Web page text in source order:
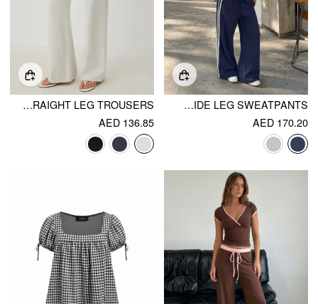
LOW RISE FLORAL TRIM SIDE STRIPE WIDE LEG SWEATPANTS
AED 170.20
HIGH STRETCH COTTON-BLEND FOLD OVER LOW RISE STRAIGHT LEG TROUSERS
AED 136.85